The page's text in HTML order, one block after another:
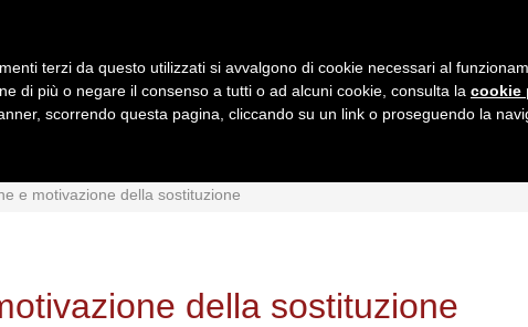
e motivazione della sostituzione
della sostituzione
terzi da questo utilizzati si avvalgono di cookie necessari al
di più o negare il consenso a tutti o ad alcuni cookie, consulta la cookie
scorrendo questa pagina, cliccando su un link o proseguendo la